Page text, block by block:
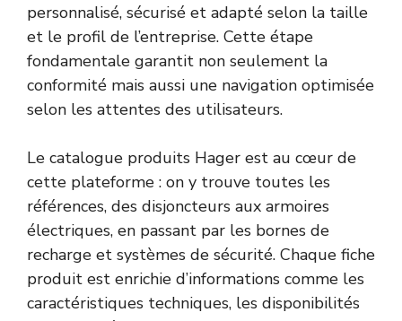
personnalisé, sécurisé et adapté selon la taille
et le profil de l’entreprise. Cette étape
fondamentale garantit non seulement la
conformité mais aussi une navigation optimisée
selon les attentes des utilisateurs.
Le catalogue produits Hager est au cœur de
cette plateforme : on y trouve toutes les
références, des disjoncteurs aux armoires
électriques, en passant par les bornes de
recharge et systèmes de sécurité. Chaque fiche
produit est enrichie d’informations comme les
caractéristiques techniques, les disponibilités